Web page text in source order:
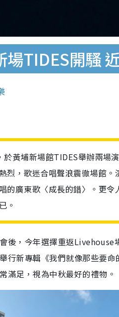
場TIDES開騷
於黃埔新場館TIDES舉辦兩場
烈，歌迷合唱聲浪震徹場館
的廣東歌〈成長的錯〉。更
。
後，今年選擇重返
行新專輯《我們就像那些要
滿足，視為中秋最好的禮物。